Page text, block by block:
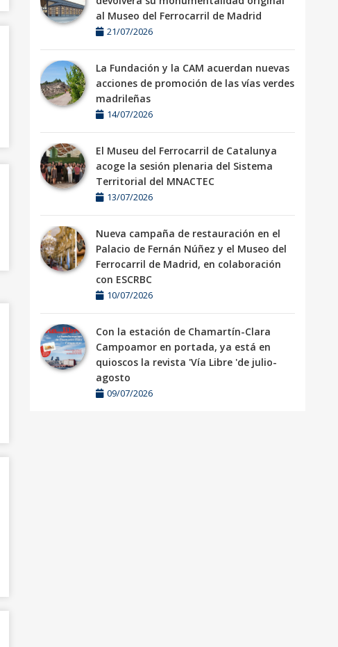
al Museo del Ferrocarril de Madrid
21/07/2026
La Fundación y la CAM acuerdan nuevas
acciones de promoción de las vías verdes
madrileñas
14/07/2026
El Museu del Ferrocarril de Catalunya
acoge la sesión plenaria del Sistema
Territorial del MNACTEC
13/07/2026
Nueva campaña de restauración en el
Palacio de Fernán Núñez y el Museo del
Ferrocarril de Madrid, en colaboración
con ESCRBC
10/07/2026
Con la estación de Chamartín-Clara
Campoamor en portada, ya está en
quioscos la revista 'Vía Libre 'de julio-
agosto
09/07/2026